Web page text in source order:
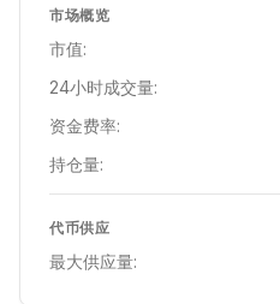
市场概览
市值:
24小时成交量:
资金费率:
持仓量:
代币供应
最大供应量: